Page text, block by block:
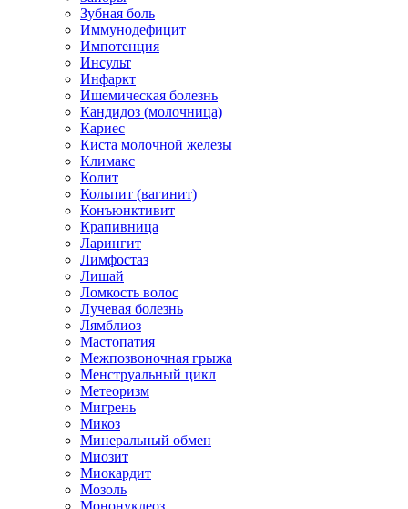
Зубная боль
Иммунодефицит
Импотенция
Инсульт
Инфаркт
Ишемическая болезнь
Кандидоз (молочница)
Кариес
Киста молочной железы
Климакс
Колит
Кольпит (вагинит)
Конъюнктивит
Крапивница
Ларингит
Лимфостаз
Лишай
Ломкость волос
Лучевая болезнь
Лямблиоз
Мастопатия
Межпозвоночная грыжа
Менструальный цикл
Метеоризм
Мигрень
Микоз
Минеральный обмен
Миозит
Миокардит
Мозоль
Мононуклеоз